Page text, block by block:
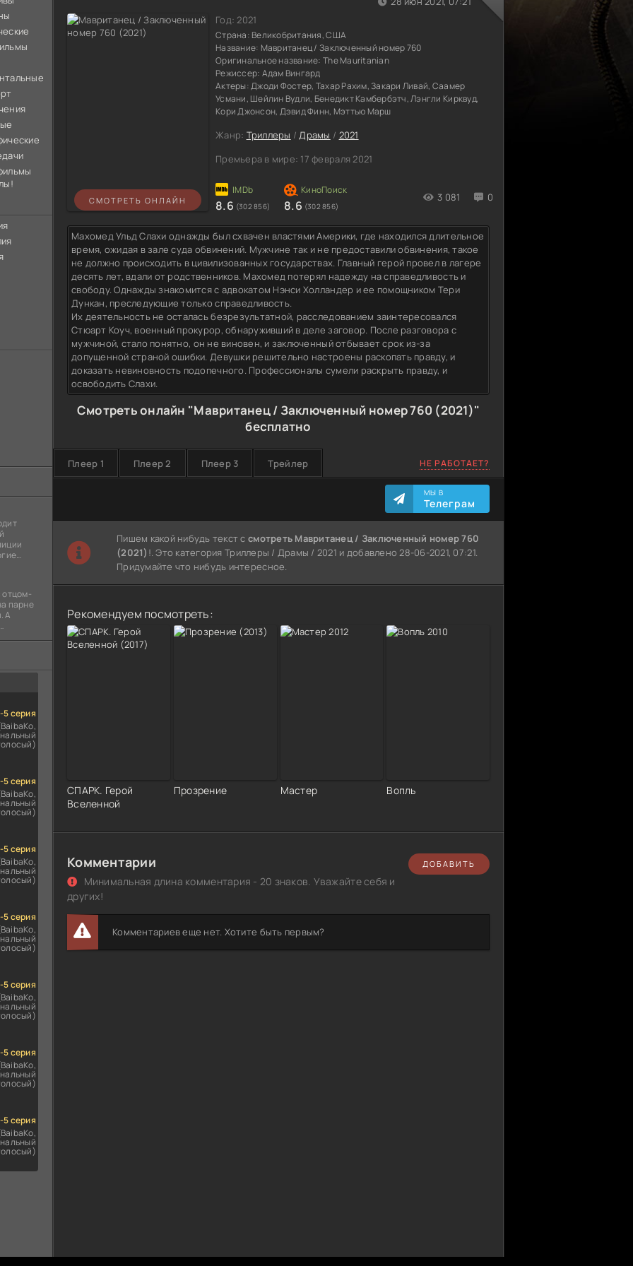
отцом-
парне
А
5 серия
5 серия
5 серия
5 серия
5 серия
5 серия
5 серия
СМОТРЕТЬ ОНЛАЙН
Год:2021
Страна: Великобритания, США
Название: Мавританец / Заключенный номер 760
Оригинальное название: The Mauritanian
Режиссер: Адам Вингард
Актеры:Джоди Фостер, Тахар Рахим, Закари Ливай, Саамер
Усмани, Шейлин Вудли, Бенедикт Камбербэтч, Лэнгли Кирквуд,
Кори Джонсон, Дэвид Финн, Мэттью Марш
Жанр: Триллеры /Драмы / 2021
Премьера в мире: 17 февраля 2021
8.6 (302 856) 8.6 (302 856)
3 081 0
Махомед Ульд Слахи однажды был схвачен властями Америки, где находился длительное
время, ожидая в зале суда обвинений. Мужчине так и не предоставили обвинения, такое
не должно происходить в цивилизованных государствах. Главный герой провел в лагере
десять лет, вдали от родственников. Махомед потерял надежду на справедливость и
свободу. Однажды знакомится с адвокатом Нэнси Холландер и ее помощником Тери
Дункан, преследующие только справедливость.
Их деятельность не осталась безрезультатной, расследованием заинтересовался
Стюарт Коуч, военный прокурор, обнаруживший в деле заговор. После разговора с
мужчиной, стало понятно, он не виновен, и заключенный отбывает срок из-за
допущенной страной ошибки. Девушки решительно настроены раскопать правду, и
доказать невиновность подопечного. Профессионалы сумели раскрыть правду, и
освободить Слахи.
Смотреть онлайн "Мавританец / Заключенный номер 760 (2021)"
бесплатно
Плеер 1 Плеер 2 Плеер 3 Трейлер НЕ РАБОТАЕТ?
МЫ В
Телеграм
Пишем какой нибудь текст ссмотреть Мавританец / Заключенный номер 760
(2021) !. Это категория Триллеры / Драмы / 2021 и добавлено 28-06-2021, 07:21.
Придумайте что нибудь интересное.
Рекомендуем посмотреть:
СПАРК. Герой
Вселенной
Прозрение Мастер Вопль
Комментарии
Минимальная длина комментария - 20 знаков. Уважайте себя и
других!
ДОБАВИТЬ
Комментариев еще нет. Хотите быть первым?